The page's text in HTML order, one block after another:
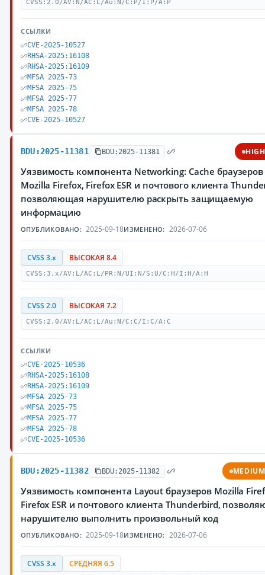
CVSS:2.0/AV:N/AC:L/Au:N/C:P/I:P/A:P
ССЫЛКИ
CVE-2025-10527
RHSA-2025:16108
RHSA-2025:16109
MFSA 2025-73
MFSA 2025-75
MFSA 2025-77
MFSA 2025-78
CVE-2025-10527
BDU:2025-11381 BDU:2025-11381 HIGH
Уязвимость компонента Networking: Cache браузеров
Mozilla Firefox, Firefox ESR и почтового клиента
позволяющая нарушителю раскрыть защищаемую
информацию
ОПУБЛИКОВАНО: 2025-09-18ИЗМЕНЕНО: 2026-07-06
CVSS 3.x ВЫСОКАЯ 8.4
CVSS:3.x/AV:L/AC:L/PR:N/UI:N/S:U/C:H/I:H/A:H
CVSS 2.0 ВЫСОКАЯ 7.2
CVSS:2.0/AV:L/AC:L/Au:N/C:C/I:C/A:C
ССЫЛКИ
CVE-2025-10536
RHSA-2025:16108
RHSA-2025:16109
MFSA 2025-73
MFSA 2025-75
MFSA 2025-77
MFSA 2025-78
CVE-2025-10536
BDU:2025-11382 BDU:2025-11382 MEDIUM
Уязвимость компонента Layout браузеров Mozilla
Firefox ESR и почтового клиента Thunderbird,
нарушителю выполнить произвольный код
ОПУБЛИКОВАНО: 2025-09-18ИЗМЕНЕНО: 2026-07-06
CVSS 3.x СРЕДНЯЯ 6.5